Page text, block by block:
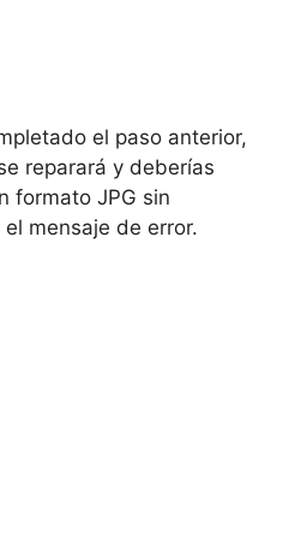
el paso anterior,
reparará y deberías
formato JPG sin
mensaje de error.